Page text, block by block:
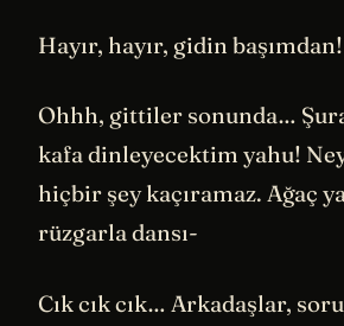
Hayır, hayır, gidin
Ohhh, gittiler sonunda…
kafa dinleyecektim yahu!
hiçbir şey kaçıramaz. Ağaç
rüzgarla dansı-
Cık cık cık… Arkadaşlar,